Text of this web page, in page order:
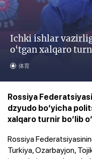
Ichki ishlar
o‘tgan xalqaro
体育
Rossiya
dzyudo bo‘yicha
xalqaro turnir bo‘lib
Rossiya
Turkiya, Ozarbayjon,